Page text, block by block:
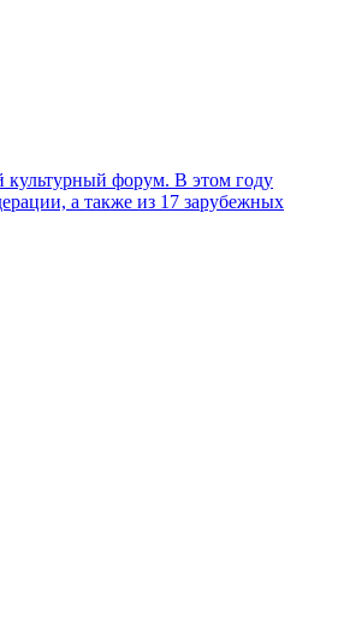
культурный форум. В этом году
а также из 17 зарубежных